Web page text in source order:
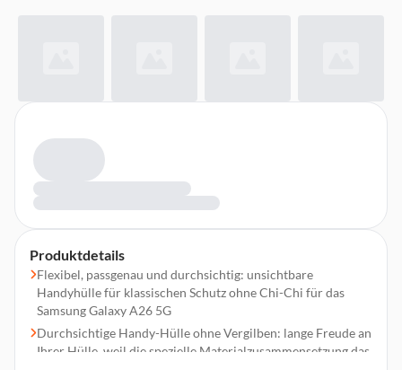
Produktdetails
Flexibel, passgenau und durchsichtig: unsichtbare
Handyhülle für klassischen Schutz ohne Chi-Chi für das
Samsung Galaxy A26 5G
Durchsichtige Handy-Hülle ohne Vergilben: lange Freude an
Ihrer Hülle, weil die spezielle Materialzusammensetzung das